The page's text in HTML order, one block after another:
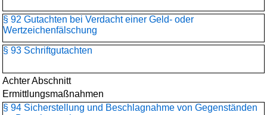
§ 92 Gutachten bei Verdacht einer Geld- oder
Wertzeichenfälschung
§ 93 Schriftgutachten
Achter Abschnitt
Ermittlungsmaßnahmen
§ 94 Sicherstellung und Beschlagnahme von Gegenständen